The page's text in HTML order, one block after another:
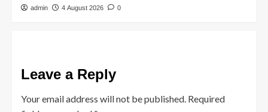
admin 4 August 2026 0
Leave a Reply
Your email address will not be published. Required